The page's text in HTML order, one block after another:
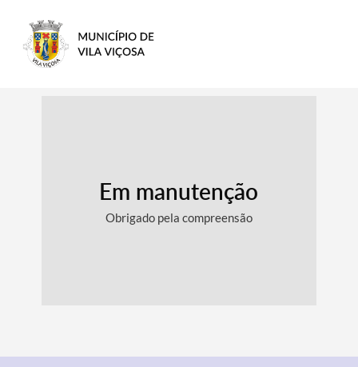
Em manutenção
Obrigado pela compreensão